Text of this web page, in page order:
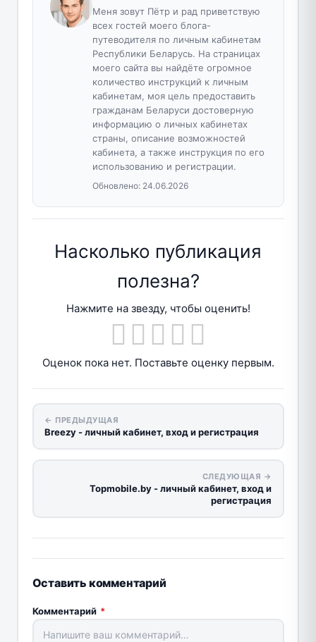
Меня зовут Пётр и рад приветствую
всех гостей моего блога-
путеводителя по личным кабинетам
Республики Беларусь. На страницах
моего сайта вы найдёте огромное
количество инструкций к личным
кабинетам, моя цель предоставить
гражданам Беларуси достоверную
информацию о личных кабинетах
страны, описание возможностей
кабинета, а также инструкция по его
использованию и регистрации.
Обновлено: 24.06.2026
Насколько публикация
полезна?
Нажмите на звезду, чтобы оценить!
Оценок пока нет. Поставьте оценку первым.
← ПРЕДЫДУЩАЯ
Breezy - личный кабинет, вход и регистрация
СЛЕДУЮЩАЯ →
Topmobile.by - личный кабинет, вход и
регистрация
Оставить комментарий
Комментарий *